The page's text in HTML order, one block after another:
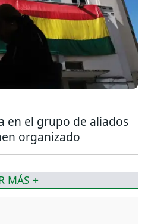
en el grupo de aliados
organizado
MÁS +